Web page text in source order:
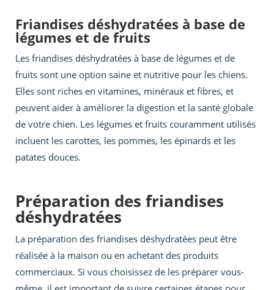
Friandises déshydratées à base de
légumes et de fruits
Les friandises déshydratées à base de légumes et de
fruits sont une option saine et nutritive pour les chiens.
Elles sont riches en vitamines, minéraux et fibres, et
peuvent aider à améliorer la digestion et la santé globale
de votre chien. Les légumes et fruits couramment utilisés
incluent les carottes, les pommes, les épinards et les
patates douces.
Préparation des friandises
déshydratées
La préparation des friandises déshydratées peut être
réalisée à la maison ou en achetant des produits
commerciaux. Si vous choisissez de les préparer vous-